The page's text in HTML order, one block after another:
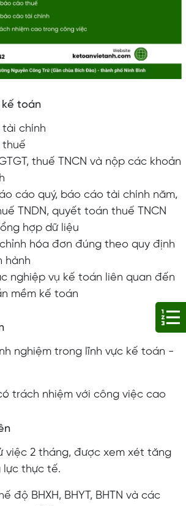
toán
chính
thuế
thuế TNCN và nộp các khoản
cáo quý, báo cáo tài chính năm,
TNDN, quyết toán thuế TNCN
hợp dữ liệu
hóa đơn đúng theo quy định
hành
nghiệp vụ kế toán liên quan đến
mềm kế toán
nghiệm trong lĩnh vực kế toán -
trách nhiệm với công việc cao
việc 2 tháng, được xem xét tăng
lực thực tế.
độ BHXH, BHYT, BHTN và các